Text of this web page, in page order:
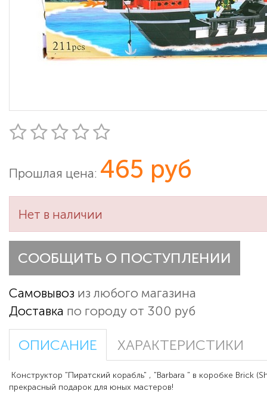
Прошлая цена: 465 руб
Нет в наличии
СООБЩИТЬ О ПОСТУПЛЕНИИ
Самовывоз из любого магазина
Доставка по городу от 300 руб
ОПИСАНИЕ ХАРАКТЕРИСТИКИ
Конструктор "Пиратский корабль" , "Barbara " в коробке Brick
прекрасный подарок для юных мастеров!